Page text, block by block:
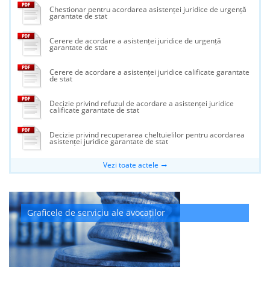
Chestionar pentru acordarea asistenței juridice de urgență
garantate de stat
Cerere de acordare a asistenței juridice de urgență
garantate de stat
Cerere de acordare a asistenței juridice calificate garantate
de stat
Decizie privind refuzul de acordare a asistenței juridice
calificate garantate de stat
Decizie privind recuperarea cheltuielilor pentru acordarea
asistenței juridice garantate de stat
Vezi toate actele
Graficele de serviciu ale avocaților